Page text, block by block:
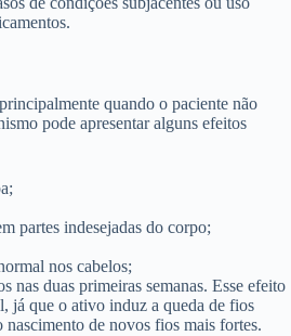
quando o paciente não
pode apresentar alguns efeitos
partes indesejadas do corpo;
nos cabelos;
nas duas primeiras semanas. Esse efeito
já que o ativo induz a queda de fios
nascimento de novos fios mais fortes.